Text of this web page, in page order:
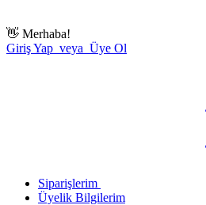
👋 Merhaba!
Giriş Yap veya Üye Ol
Siparişlerim
Üyelik Bilgilerim